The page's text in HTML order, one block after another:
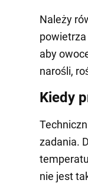
Należy
aby
narośli,
Kiedy
zadania.
nie jest